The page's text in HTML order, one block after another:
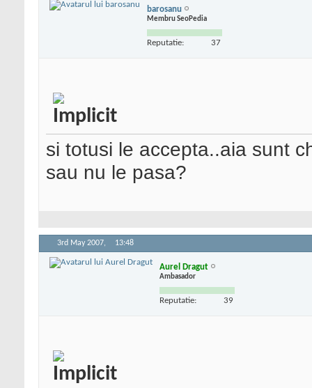
barosanu
Membru SeoPedia
Reputatie: 37
si totusi le accepta..aia sunt
sau nu le pasa?
3rd May 2007, 13:48
Aurel Dragut
Ambasador
Reputatie: 39